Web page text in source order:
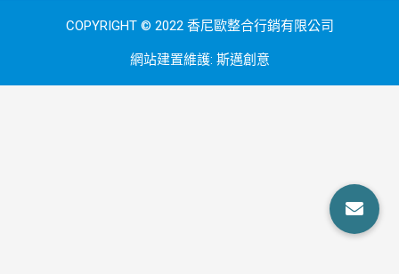
COPYRIGHT © 2022 香尼歐整合行銷有限公司
網站建置維護: 斯邁創意